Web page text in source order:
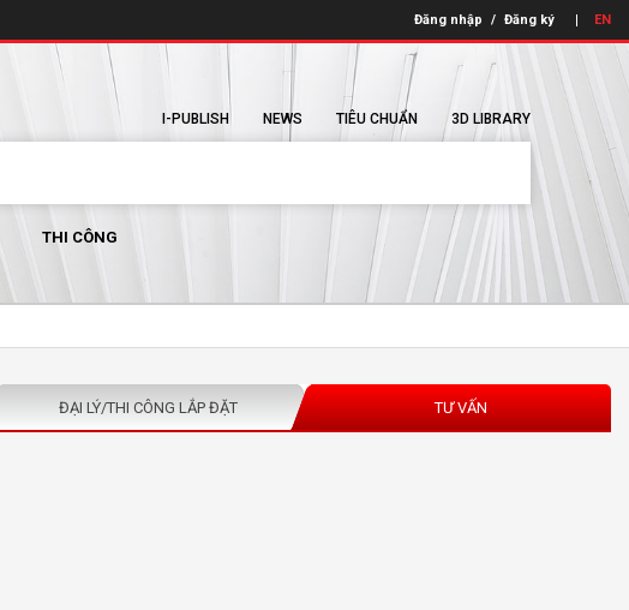
Đăng nhập / Đăng ký EN
I-PUBLISH NEWS TIÊU CHUẨN 3D LIBRARY
THI CÔNG
ĐẠI LÝ/THI CÔNG LẮP ĐẶT TƯ VẤN